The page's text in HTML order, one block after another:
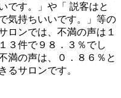
です。」や「 説客はと
気持ちいいです。」等の
ロンでは、不満の声は１
３件で９８．３％でし
満の声は、０．８６％と
るサロンです。